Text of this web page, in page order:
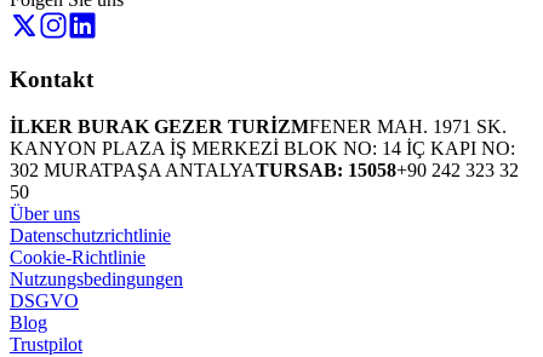
Kontakt
İLKER BURAK GEZER TURİZMFENER MAH. 1971 SK.
KANYON PLAZA İŞ MERKEZİ BLOK NO: 14 İÇ KAPI NO:
302 MURATPAŞA ANTALYATURSAB: 15058+90 242 323 32
50
Über uns
Datenschutzrichtlinie
Cookie-Richtlinie
Nutzungsbedingungen
DSGVO
Blog
Trustpilot